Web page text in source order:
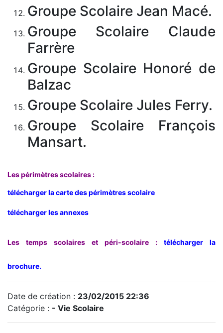
Groupe Scolaire Jean Macé.
Groupe Scolaire Claude
Farrère
Groupe Scolaire Honoré de
Balzac
Groupe Scolaire Jules Ferry.
Groupe Scolaire François
Mansart.
Les périmètres scolaires :
télécharger la carte des périmètres scolaire
télécharger les annexes
Les temps scolaires et péri-scolaire : télécharger la
brochure.
Date de création : 23/02/2015 22:36
Catégorie : - Vie Scolaire